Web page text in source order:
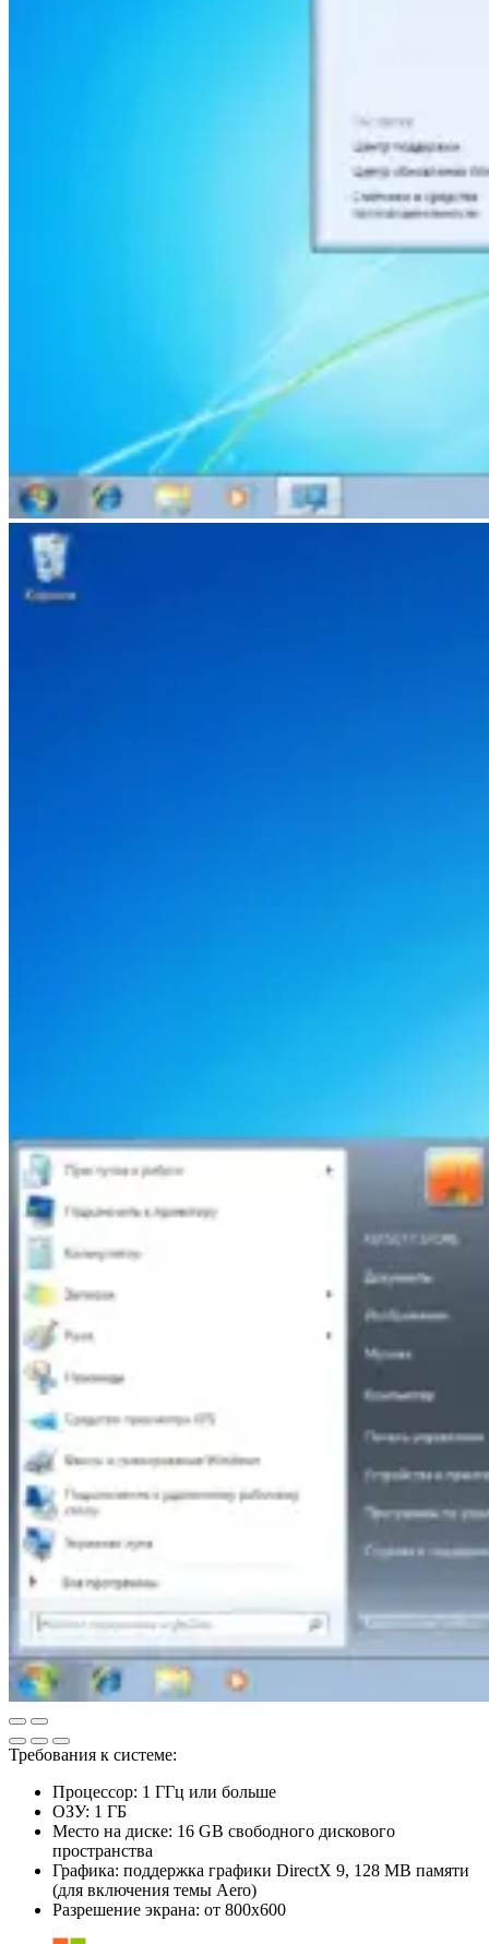
Требования к системе:
Процессор: 1 ГГц или больше
ОЗУ: 1 ГБ
Место на диске: 16 GB свободного дискового
пространства
Графика: поддержка графики DirectX 9, 128 MB памяти
(для включения темы Aero)
Разрешение экрана: от 800x600